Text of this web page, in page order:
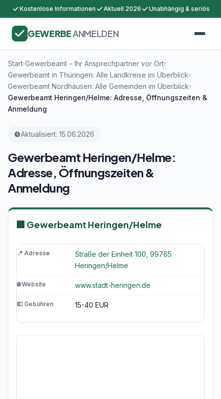
Kostenlose Informationen Aktuell 2026 Unabhängig & seriös
GEWERBEANMELDEN
Start›Gewerbeamt – Ihr Ansprechpartner vor Ort›
Gewerbeamt in Thüringen: Alle Landkreise im Überblick›
Gewerbeamt Nordhausen: Alle Gemeinden im Überblick›
Gewerbeamt Heringen/Helme: Adresse, Öffnungszeiten &
Anmeldung
Aktualisiert: 15.06.2026
Gewerbeamt Heringen/Helme:
Adresse, Öffnungszeiten &
Anmeldung
🏢 Gewerbeamt Heringen/Helme
📍 Adresse
Straße der Einheit 100, 99765
Heringen/Helme
🌐 Website www.stadt-heringen.de
💶 Gebühren 15-40 EUR